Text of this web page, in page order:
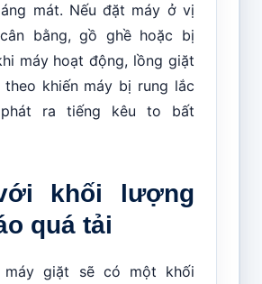
mát. Nếu đặt máy ở vị
bằng, gồ ghề hoặc bị
máy hoạt động, lồng giặt
theo khiến máy bị rung lắc
ra tiếng kêu to bất
khối lượng
quá tải
máy giặt sẽ có một khối